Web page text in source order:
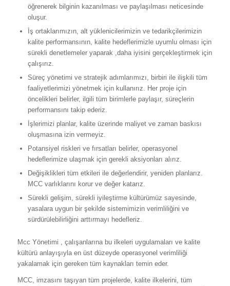
öğrenerek bilginin kazanılması ve paylaşılması neticesinde
oluşur.
İş ortaklarımızın, alt yüklenicilerimizin ve tedarikçilerimizin
kalite performansının, kalite hedeflerimizle uyumlu olması için
sürekli denetlemeler yaparak ,daha iyisini gerçekleştirmek için
çalışırız.
Süreç yönetimi ve stratejik adımlarımızı, birbiri ile ilişkili tüm
faaliyetlerimizi yönetmek için kullanırız. Her proje için
öncelikleri belirler, ilgili tüm birimlerle paylaşır, süreçlerin
performansını takip ederiz.
İşlerimizi planlar, kalite üzerinde maliyet ve zaman baskısı
oluşmasına izin vermeyiz.
Potansiyel riskleri ve fırsatları belirler, operasyonel
hedeflerimize ulaşmak için gerekli aksiyonları alırız.
Değişiklikleri tüm etkileri ile değerlendirir, yeniden planlarız.
MCC varlıklarını korur ve değer katarız.
Sürekli gelişim, sürekli iyileştirme kültürümüz sayesinde,
yasalara uygun bir şekilde sistemimizin verimliliğini ve
sürdürülebilirliğini arttırmayı hedefleriz.
Mcc Yönetimi , çalışanlarına bu ilkeleri uygulamaları ve kalite
kültürü anlayışıyla en üst düzeyde operasyonel verimliliği
yakalamak için gereken tüm kaynakları temin eder.
MCC, imzasını taşıyan tüm projelerde, kalite ilkelerini, tüm